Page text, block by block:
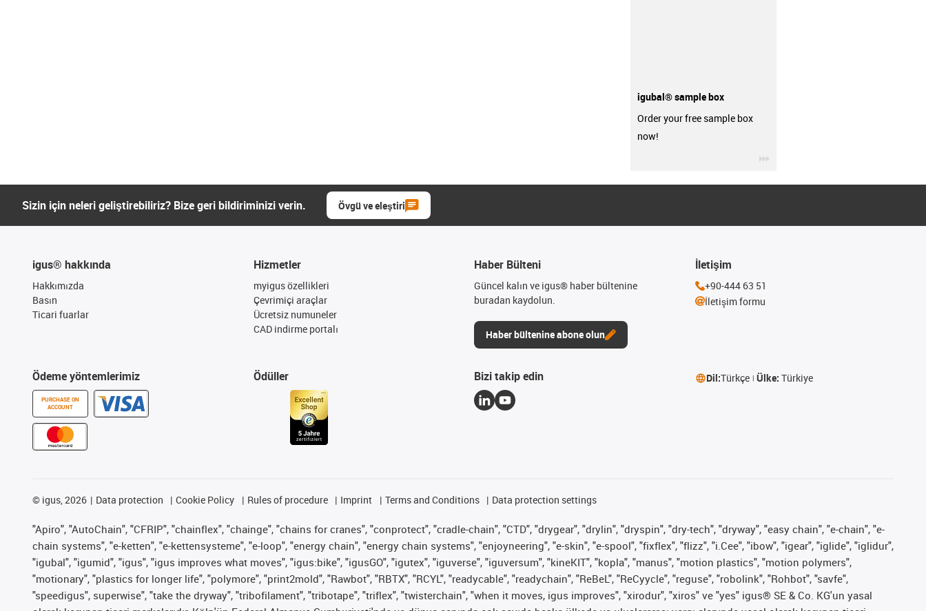
igubal® sample box
Order your free sample box
now!
Sizin için neleri geliştirebiliriz? Bize geri bildiriminizi verin. Övgü ve eleştiri
igus® hakkında
Hakkımızda
Basın
Ticari fuarlar
Ödeme yöntemlerimiz
PURCHASE ON
ACCOUNT
Hizmetler
myigus özellikleri
Çevrimiçi araçlar
Ücretsiz numuneler
CAD indirme portalı
Ödüller
Haber Bülteni
Güncel kalın ve igus® haber bültenine
buradan kaydolun.
Haber bültenine abone olun
İletişim
+90-444 63 51
İletişim formu
Bizi takip edin Dil:Türkçe Ülke: Türkiye
© igus, 2026 Data protection Cookie Policy Rules of procedure Imprint Terms and Conditions Data protection settings
"Apiro", "AutoChain", "CFRIP", "chainflex", "chainge", "chains for cranes", "conprotect", "cradle-chain", "CTD", "drygear", "drylin", "dryspin", "dry-tech", "dryway", "easy chain", "e-chain", "e-
chain systems", "e-ketten", "e-kettensysteme", "e-loop", "energy chain", "energy chain systems", "enjoyneering", "e-skin", "e-spool", "fixflex", "flizz", "i.Cee", "ibow", "igear", "iglide", "iglidur",
"igubal", "igumid", "igus", "igus improves what moves", "igus:bike", "igusGO", "igutex", "iguverse", "iguversum", "kineKIT", "kopla", "manus", "motion plastics", "motion polymers",
"motionary", "plastics for longer life", "polymore", "print2mold", "Rawbot", "RBTX", "RCYL", "readycable", "readychain", "ReBeL", "ReCyycle", "reguse", "robolink", "Rohbot", "savfe",
"speedigus", superwise", "take the dryway", "tribofilament", "tribotape", "triflex", "twisterchain", "when it moves, igus improves", "xirodur", "xiros" ve "yes" igus® SE & Co. KG'un yasal